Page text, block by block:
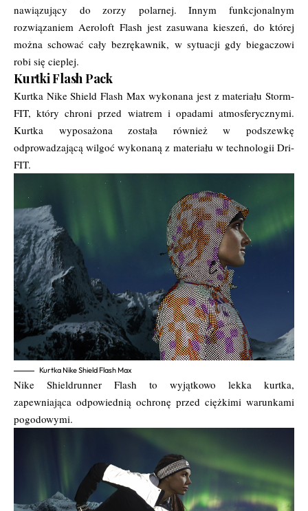
nawiązujący do zorzy polarnej. Innym funkcjonalnym
rozwiązaniem Aeroloft Flash jest zasuwana kieszeń, do której
można schować cały bezrękawnik, w sytuacji gdy biegaczowi
robi się cieplej.
Kurtki Flash Pack
Kurtka Nike Shield Flash Max wykonana jest z materiału Storm-
FIT, który chroni przed wiatrem i opadami atmosferycznymi.
Kurtka wyposażona została również w podszewkę
odprowadzającą wilgoć wykonaną z materiału w technologii Dri-
FIT.
Kurtka Nike Shield Flash Max
Nike Shieldrunner Flash to wyjątkowo lekka kurtka,
zapewniająca odpowiednią ochronę przed ciężkimi warunkami
pogodowymi.